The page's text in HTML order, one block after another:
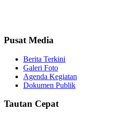
Pusat Media
Berita Terkini
Galeri Foto
Agenda Kegiatan
Dokumen Publik
Tautan Cepat